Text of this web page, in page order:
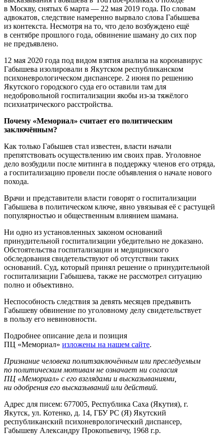
в Москву, снятых 6 марта — 22 мая 2019 года. По словам
адвокатов, следствие намеренно вырвало слова Габышева
из контекста. Несмотря на то, что дело возбуждено ещё
в сентябре прошлого года, обвинение шаману до сих пор
не предъявлено.
12 мая 2020 года под видом взятия анализа на коронавирус
Габышева изолировали в Якутском республиканском
психоневрологическом диспансере. 2 июня по решению
Якутского городского суда его оставили там для
недобровольной госпитализации якобы из-за тяжёлого
психиатрического расстройства.
Почему «Мемориал» считает его политическим
заключённым?
Как только Габышев стал известен, власти начали
препятствовать осуществлению им своих прав. Уголовное
дело возбудили после митинга в поддержку членов его отряда,
а госпитализацию провели после объявления о начале нового
похода.
Врачи и представители власти говорят о госпитализации
Габышева в политическом ключе, явно увязывая её с растущей
популярностью и общественным влиянием шамана.
Ни одно из установленных законом оснований
принудительной госпитализации убедительно не доказано.
Обстоятельства госпитализации и медицинского
обследования свидетельствуют об отсутствии таких
оснований. Суд, который принял решение о принудительной
госпитализации Габышева, также не рассмотрел ситуацию
полно и объективно.
Неспособность следствия за девять месяцев предъявить
Габышеву обвинение по уголовному делу свидетельствует
в пользу его невиновности.
Подробнее описание дела и позиция
ПЦ «Мемориал» изложены на нашем сайте.
Признание человека политзаключённым или преследуемым
по политическим мотивам не означает ни согласия
ПЦ «Мемориал» с его взглядами и высказываниями,
ни одобрения его высказываний или действий.
Адрес для писем: 677005, Республика Саха (Якутия), г.
Якутск, ул. Котенко, д. 14, ГБУ РС (Я) Якутский
республиканский психоневрологический диспансер,
Габышеву Александру Прокопьевичу, 1968 г.р.